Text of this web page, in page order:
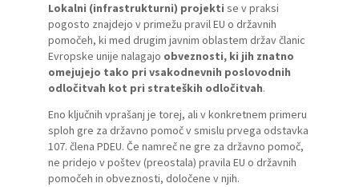
Lokalni (infrastrukturni) projekti se v praksi
pogosto znajdejo v primežu pravil EU o državnih
pomočeh, ki med drugim javnim oblastem držav članic
Evropske unije nalagajo obveznosti, ki jih znatno
omejujejo tako pri vsakodnevnih poslovodnih
odločitvah kot pri strateških odločitvah.
Eno ključnih vprašanj je torej, ali v konkretnem primeru
sploh gre za državno pomoč v smislu prvega odstavka
107. člena PDEU. Če namreč ne gre za državno pomoč,
ne pridejo v poštev (preostala) pravila EU o državnih
pomočeh in obveznosti, določene v njih.